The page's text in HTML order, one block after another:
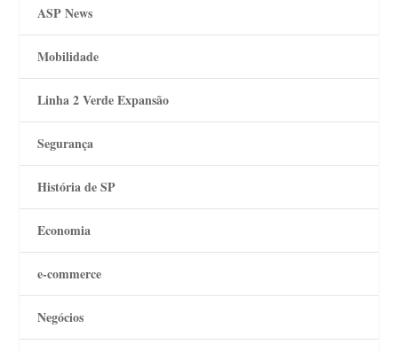
ASP News
Mobilidade
Linha 2 Verde Expansão
Segurança
História de SP
Economia
e-commerce
Negócios